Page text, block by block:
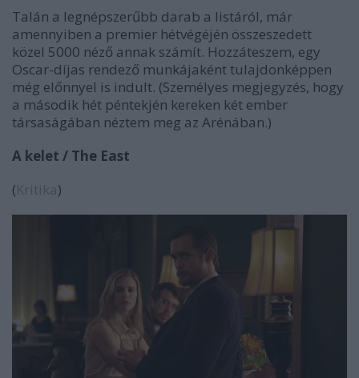
Talán a legnépszerűbb darab a listáról, már
amennyiben a premier hétvégéjén összeszedett
közel 5000 néző annak számít. Hozzáteszem, egy
Oscar-díjas rendező munkájaként tulajdonképpen
még előnnyel is indult. (Személyes megjegyzés, hogy
a második hét péntekjén kereken két ember
társaságában néztem meg az Arénában.)
A kelet / The East
(
)